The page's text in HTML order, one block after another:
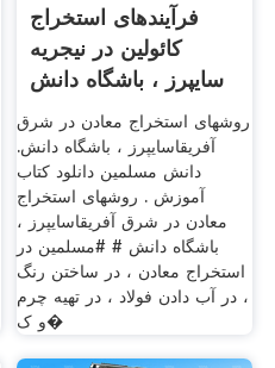
فرآیندهای استخراج
کائولین در نیجریه
سایپرز ، باشگاه دانش
روشهای استخراج معادن در شرق
آفریقاسایپرز ، باشگاه دانش.
دانش مسلمین دانلود كتاب
آموزش . روشهای استخراج
معادن در شرق آفریقاسایپرز ،
باشگاه دانش # #مسلمین در
استخراج معادن ، در ساختن رنگ
، در آب دادن فولاد ، در تهیه چرم
و ک�